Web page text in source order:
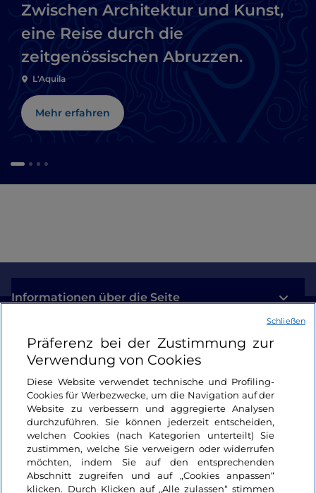
Zwischen Architektur und Kunst,
eine Reise durch die
zeitgenössischen Abruzzen.
L'Aquila
Mehr erfahren
Informationen über die Seite
Nützliche Links
Login
Bleiben wir in Kontakt
Präferenz bei der Zustimmung zur
Verwendung von Cookies
Diese Website verwendet technische und Profiling-
Cookies für Werbezwecke, um die Navigation auf der
Website zu verbessern und aggregierte Analysen
durchzuführen. Sie können jederzeit entscheiden,
welchen Cookies (nach Kategorien unterteilt) Sie
zustimmen, welche Sie verweigern oder widerrufen
möchten, indem Sie auf den entsprechenden
Abschnitt zugreifen und auf „Cookies anpassen“
klicken. Durch Klicken auf „Alle zulassen“ stimmen
Schließen